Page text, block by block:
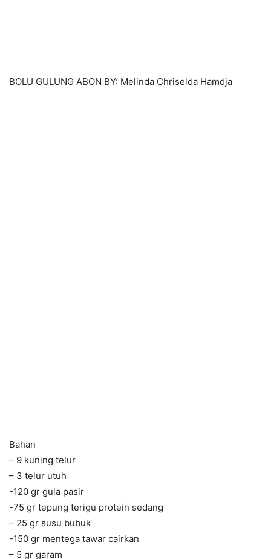
BOLU GULUNG ABON BY: Melinda Chriselda Hamdja
Bahan
– 9 kuning telur
– 3 telur utuh
-120 gr gula pasir
-75 gr tepung terigu protein sedang
– 25 gr susu bubuk
-150 gr mentega tawar cairkan
– 5 gr garam